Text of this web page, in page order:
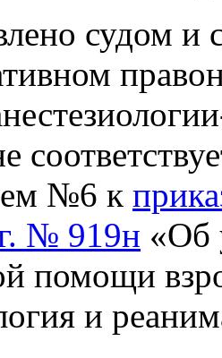
судом и
№6 к
№ 919н «Об
помощи
и